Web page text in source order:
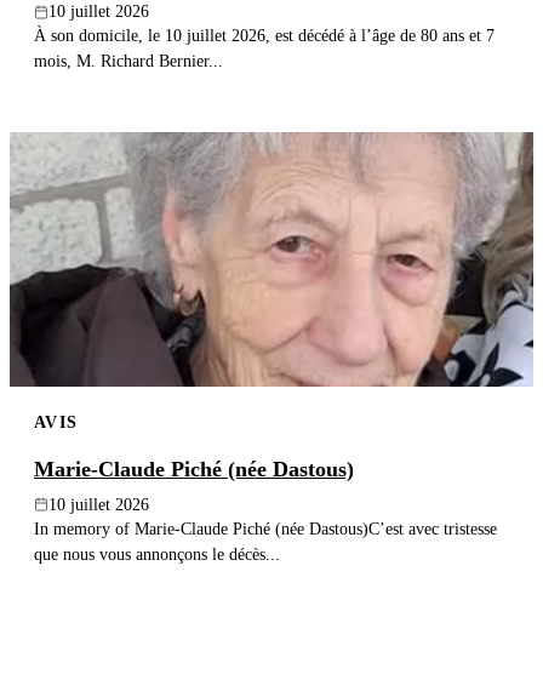
10 juillet 2026
À son domicile, le 10 juillet 2026, est décédé à l’âge de 80 ans et 7
mois, M. Richard Bernier...
AVIS
Marie-Claude Piché (née Dastous)
10 juillet 2026
In memory of Marie-Claude Piché (née Dastous)C’est avec tristesse
que nous vous annonçons le décès...